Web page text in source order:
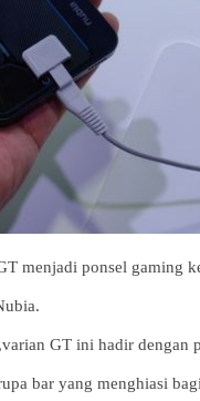
menjadi ponsel gaming
GT ini hadir dengan
bar yang menghiasi